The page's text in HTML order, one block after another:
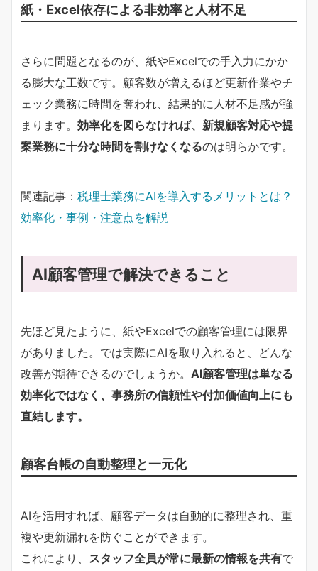
紙・Excel依存による非効率と人材不足
さらに問題となるのが、紙やExcelでの手入力にかか
る膨大な工数です。顧客数が増えるほど更新作業やチ
ェック業務に時間を奪われ、結果的に人材不足感が強
まります。 効率化を図らなければ、新規顧客対応や提
案業務に十分な時間を割けなくなるのは明らかです。
関連記事： 税理士業務にAIを導入するメリットとは？
効率化・事例・注意点を解説
AI顧客管理で解決できること
先ほど見たように、紙やExcelでの顧客管理には限界
がありました。では実際にAIを取り入れると、どんな
改善が期待できるのでしょうか。 AI顧客管理は単なる
効率化ではなく、事務所の信頼性や付加価値向上にも
直結します。
顧客台帳の自動整理と一元化
AIを活用すれば、顧客データは自動的に整理され、重
複や更新漏れを防ぐことができます。
これにより、 スタッフ全員が常に最新の情報を共有で